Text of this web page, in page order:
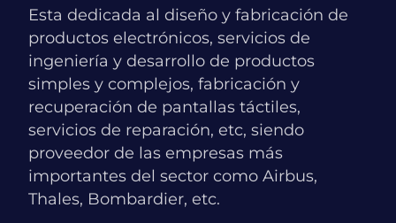
Esta dedicada al diseño y fabricación de
productos electrónicos, servicios de
ingeniería y desarrollo de productos
simples y complejos, fabricación y
recuperación de pantallas táctiles,
servicios de reparación, etc, siendo
proveedor de las empresas más
importantes del sector como Airbus,
Thales, Bombardier, etc.